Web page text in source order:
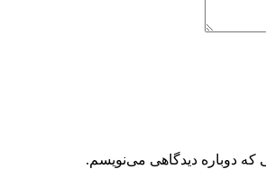
که دوباره دیدگاهی می‌نویسم.